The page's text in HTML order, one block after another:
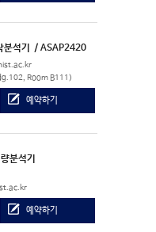
석기 / ASAP2420
Room B111)
예약하기
분석기
예약하기